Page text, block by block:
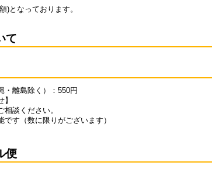
)となっております。
て
・離島除く）：550円
談ください。
す（数に限りがございます）
便